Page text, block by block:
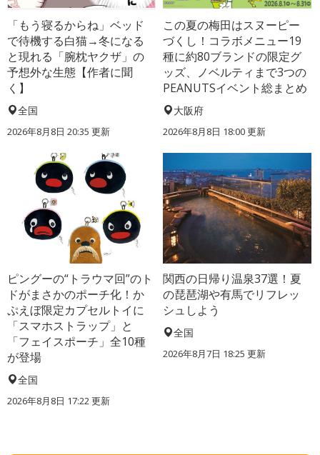
「もう寝るからね」ベッド
で待機する白猫→冬になる
と現れる「腕枕ヤクザ」の
予想外な生態【作者に聞
く】
全国
2026年8月8日 20:35 更新
この夏の梅田はスヌーピー
づくし！コラボメニュー19
種に約80ブランドの限定グ
ッズ、ノベルティまで3つの
PEANUTSイベント総まとめ
大阪府
2026年8月8日 18:00更新
ピングーの“トラウマ回”のト
ドがまさかのポーチ化！か
ぷえぼ限定カプセルトイに
「スマホストラップ」と
「フェイスポーチ」全10種
が登場
全国
2026年8月8日 17:22更新
関西の日帰り温泉37選！夏
の琵琶湖や有馬でリフレッ
シュしよう
全国
2026年8月7日 18:25 更新